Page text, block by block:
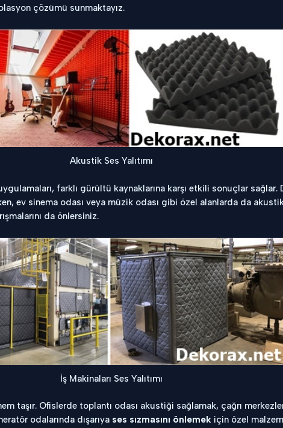
çözümü sunmaktayız.
Akustik Ses Yalıtımı
farklı gürültü kaynaklarına karşı etkili sonuçlar sağlar.
ev sinema odası veya müzik odası gibi özel alanlarda da
da önlersiniz.
İş Makinaları Ses Yalıtımı
taşır. Ofislerde toplantı odası akustiği sağlamak, çağrı
odalarında dışarıya ses sızmasını önlemek için özel